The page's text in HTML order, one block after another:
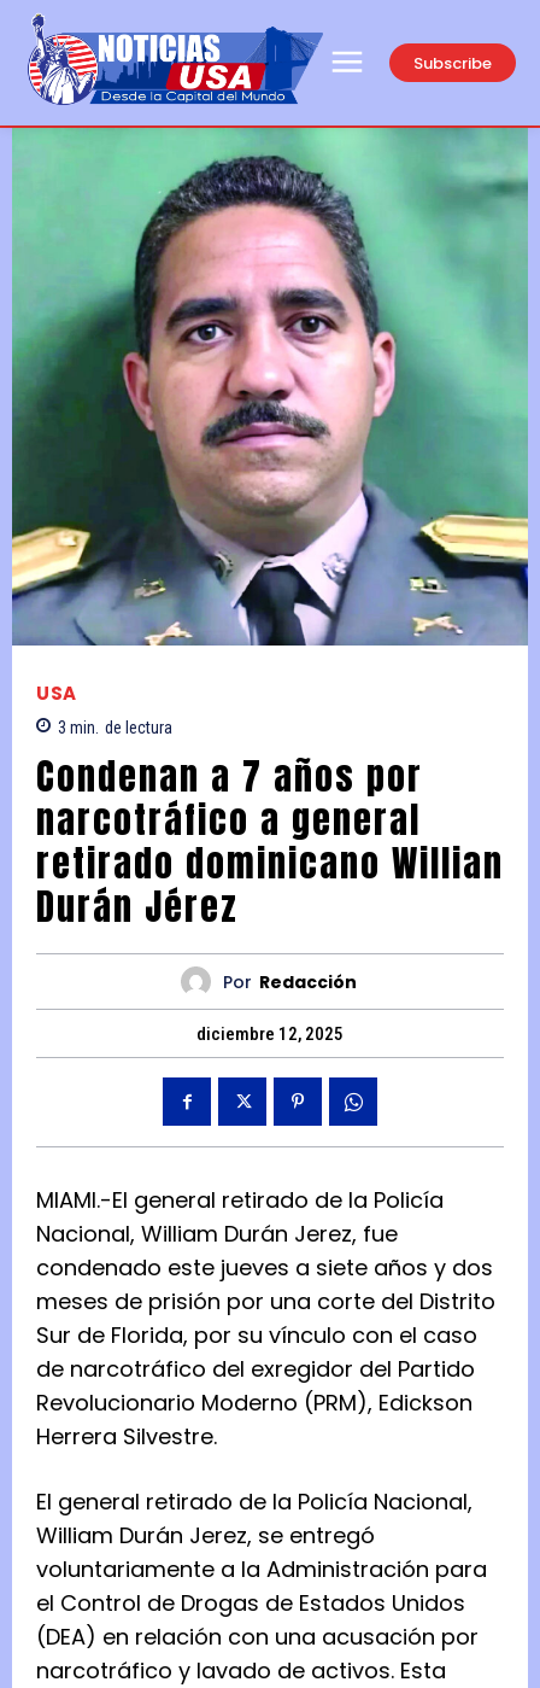
Subscribe
USA
3 min. de lectura
Condenan a 7 años por
narcotráfico a general
retirado dominicano Willian
Durán Jérez
Por Redacción
diciembre 12, 2025
MIAMI.-El general retirado de la Policía
Nacional, William Durán Jerez, fue
condenado este jueves a siete años y dos
meses de prisión por una corte del Distrito
Sur de Florida, por su vínculo con el caso
de narcotráfico del exregidor del Partido
Revolucionario Moderno (PRM), Edickson
Herrera Silvestre.
El general retirado de la Policía Nacional,
William Durán Jerez, se entregó
voluntariamente a la Administración para
el Control de Drogas de Estados Unidos
(DEA) en relación con una acusación por
narcotráfico y lavado de activos. Esta